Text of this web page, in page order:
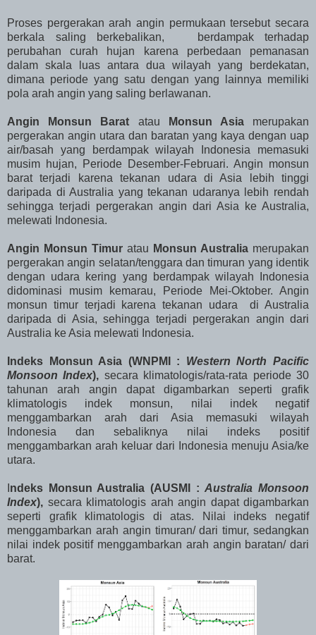
Proses pergerakan arah angin permukaan tersebut secara
berkala saling berkebalikan, berdampak terhadap
perubahan curah hujan karena perbedaan pemanasan
dalam skala luas antara dua wilayah yang berdekatan,
dimana periode yang satu dengan yang lainnya memiliki
pola arah angin yang saling berlawanan.
Angin Monsun Barat atau Monsun Asia merupakan
pergerakan angin utara dan baratan yang kaya dengan uap
air/basah yang berdampak wilayah Indonesia memasuki
musim hujan, Periode Desember-Februari. Angin monsun
barat terjadi karena tekanan udara di Asia lebih tinggi
daripada di Australia yang tekanan udaranya lebih rendah
sehingga terjadi pergerakan angin dari Asia ke Australia,
melewati Indonesia.
Angin Monsun Timur atau Monsun Australia merupakan
pergerakan angin selatan/tenggara dan timuran yang identik
dengan udara kering yang berdampak wilayah Indonesia
didominasi musim kemarau, Periode Mei-Oktober. Angin
monsun timur terjadi karena tekanan udara di Australia
daripada di Asia, sehingga terjadi pergerakan angin dari
Australia ke Asia melewati Indonesia.
Indeks Monsun Asia (WNPMI : Western North Pacific
Monsoon Index), secara klimatologis/rata-rata periode 30
tahunan arah angin dapat digambarkan seperti grafik
klimatologis indek monsun, nilai indek negatif
menggambarkan arah dari Asia memasuki wilayah
Indonesia dan sebaliknya nilai indeks positif
menggambarkan arah keluar dari Indonesia menuju Asia/ke
utara.
ndeks Monsun Australia (AUSMI :Australia Monsoon
Index), secara klimatologis arah angin dapat digambarkan
seperti grafik klimatologis di atas. Nilai indeks negatif
menggambarkan arah angin timuran/ dari timur, sedangkan
nilai indek positif menggambarkan arah angin baratan/ dari
barat.